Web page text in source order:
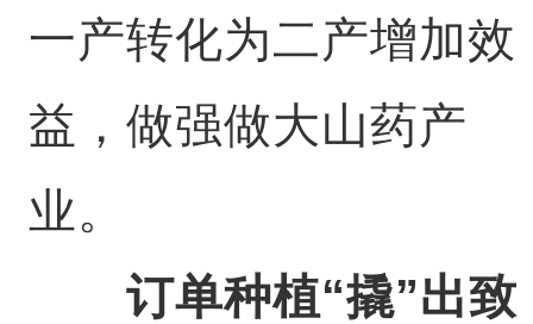
一产转化为二产增加效
益，做强做大山药产
业。
订单种植“撬”出致